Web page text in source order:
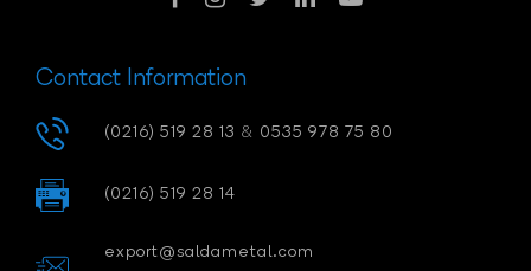
Contact Information
(0216) 519 28 13 & 0535 978 75 80
(0216) 519 28 14
export@saldametal.com